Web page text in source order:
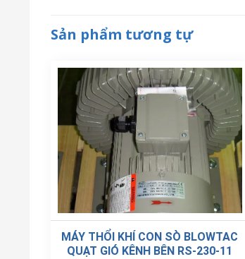
Sản phẩm tương tự
MÁY THỔI KHÍ CON SÒ BLOWTAC
QUẠT GIÓ KÊNH BÊN RS-230-11